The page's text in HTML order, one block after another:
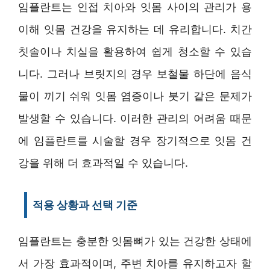
임플란트는 인접 치아와 잇몸 사이의 관리가 용
이해 잇몸 건강을 유지하는 데 유리합니다. 치간
칫솔이나 치실을 활용하여 쉽게 청소할 수 있습
니다. 그러나 브릿지의 경우 보철물 하단에 음식
물이 끼기 쉬워 잇몸 염증이나 붓기 같은 문제가
발생할 수 있습니다. 이러한 관리의 어려움 때문
에 임플란트를 시술할 경우 장기적으로 잇몸 건
강을 위해 더 효과적일 수 있습니다.
적용 상황과 선택 기준
임플란트는 충분한 잇몸뼈가 있는 건강한 상태에
서 가장 효과적이며, 주변 치아를 유지하고자 할